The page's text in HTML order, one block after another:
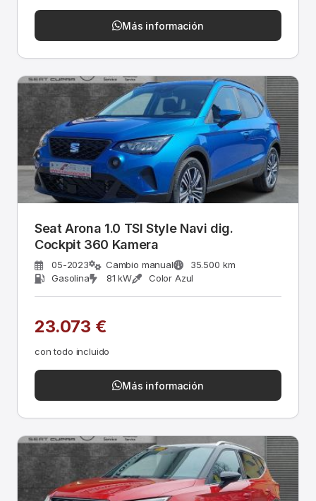
Más información
Seat Arona 1.0 TSI Style Navi dig.
Cockpit 360 Kamera
05-2023 Cambio manual
35.500 km
Gasolina
81 kW Color Azul
23.073 €
con todo incluido
Más información